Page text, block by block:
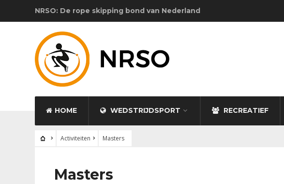
NRSO: De rope skipping bond van Nederland
HOME WEDSTRIJDSPORT RECREATIEF
Activiteiten Masters
Masters